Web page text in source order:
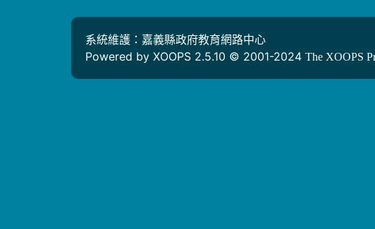
系統維護：嘉義縣政府教育網路中心
Powered by XOOPS 2.5.10 © 2001-2024 The XOOPS